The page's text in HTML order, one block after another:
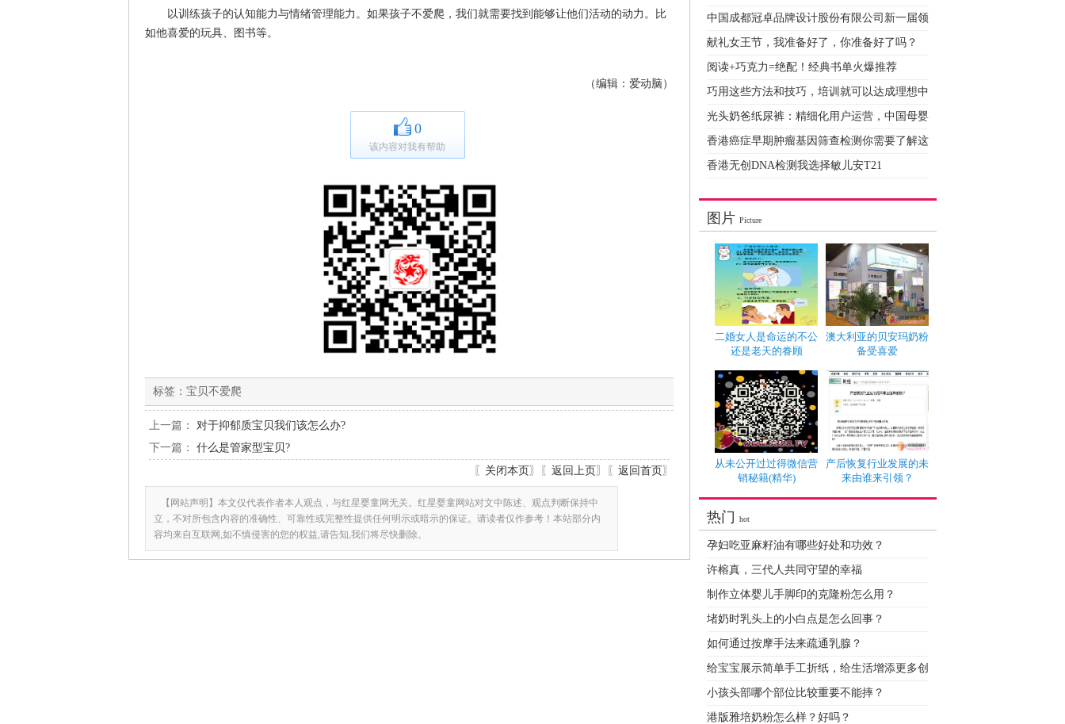
以训练孩子的认知能力与情绪管理能力。如果孩子不爱爬，我们就需要找到能够让他们活动的动力。比
如他喜爱的玩具、图书等。
（编辑：爱动脑）
0
该内容对我有帮助
标签： 宝贝不爱爬
上一篇： 对于抑郁质宝贝我们该怎么办?
下一篇： 什么是管家型宝贝?
〖 关闭本页〗〖 返回上页〗〖 返回首页〗
【网站声明】本文仅代表作者本人观点，与红星婴童网无关。红星婴童网站对文中陈述、观点判断保持中
立，不对所包含内容的准确性、可靠性或完整性提供任何明示或暗示的保证。请读者仅作参考！本站部分内
容均来自互联网,如不慎侵害的您的权益,请告知,我们将尽快删除。
中国成都冠卓品牌设计股份有限公司新一届领
献礼女王节，我准备好了，你准备好了吗？
阅读+巧克力=绝配！经典书单火爆推荐
巧用这些方法和技巧，培训就可以达成理想中
光头奶爸纸尿裤：精细化用户运营，中国母婴
香港癌症早期肿瘤基因筛查检测你需要了解这
香港无创DNA检测我选择敏儿安T21
图片 Picture
二婚女人是命运的不公
还是老天的眷顾
澳大利亚的贝安玛奶粉
备受喜爱
从未公开过过得微信营
销秘籍(精华)
产后恢复行业发展的未
来由谁来引领？
热门 hot
孕妇吃亚麻籽油有哪些好处和功效？
许榕真，三代人共同守望的幸福
制作立体婴儿手脚印的克隆粉怎么用？
堵奶时乳头上的小白点是怎么回事？
如何通过按摩手法来疏通乳腺？
给宝宝展示简单手工折纸，给生活增添更多创
小孩头部哪个部位比较重要不能摔？
港版雅培奶粉怎么样？好吗？